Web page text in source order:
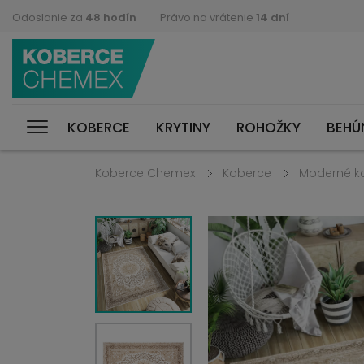
Odoslanie za 48 hodín Právo na vrátenie 14 dní
KOBERCE KRYTINY ROHOŽKY
Koberce Chemex Koberce Moderné